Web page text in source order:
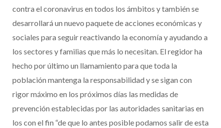
contra el coronavirus en todos los ámbitos y también se
desarrollará un nuevo paquete de acciones económicas y
sociales para seguir reactivando la economía y ayudando a
los sectores y familias que más lo necesitan. El regidor ha
hecho por último un llamamiento para que toda la
población mantenga la responsabilidad y se sigan con
rigor máximo en los próximos días las medidas de
prevención establecidas por las autoridades sanitarias en
los con el fin “de que lo antes posible podamos salir de esta